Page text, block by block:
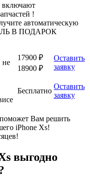
включают
!
автоматическую
В ПОДАРОК
не
17900 ₽
18900 ₽
Оставить
заявку
Бесплатно
Оставить
заявку
Вам решить
iPhone Xs!
выгодно